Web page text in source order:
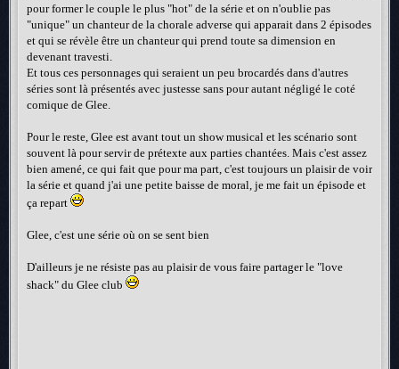
pour former le couple le plus "hot" de la série et on n'oublie pas
"unique" un chanteur de la chorale adverse qui apparait dans 2 épisodes
et qui se révèle être un chanteur qui prend toute sa dimension en
devenant travesti.
Et tous ces personnages qui seraient un peu brocardés dans d'autres
séries sont là présentés avec justesse sans pour autant négligé le coté
comique de Glee.
Pour le reste, Glee est avant tout un show musical et les scénario sont
souvent là pour servir de prétexte aux parties chantées. Mais c'est assez
bien amené, ce qui fait que pour ma part, c'est toujours un plaisir de voir
la série et quand j'ai une petite baisse de moral, je me fait un épisode et
ça repart
Glee, c'est une série où on se sent bien
D'ailleurs je ne résiste pas au plaisir de vous faire partager le "love
shack" du Glee club